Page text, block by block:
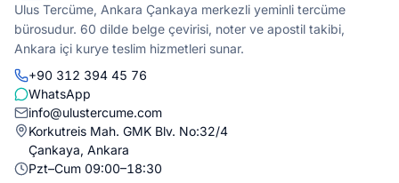
Ulus Tercüme, Ankara Çankaya merkezli yeminli tercüme
bürosudur. 60 dilde belge çevirisi, noter ve apostil takibi,
Ankara içi kurye teslim hizmetleri sunar.
+90 312 394 45 76
WhatsApp
info@ulustercume.com
Korkutreis Mah. GMK Blv. No:32/4
Çankaya, Ankara
Pzt–Cum 09:00–18:30